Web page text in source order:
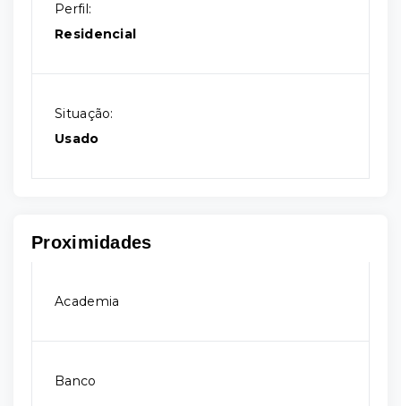
Perfil:
Residencial
Situação:
Usado
Proximidades
Academia
Banco